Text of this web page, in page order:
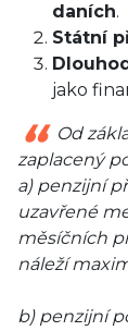
daních.
Státní
jako
Od
zaplacený
a) penzijní
uzavřené
měsíčních
náleží
b) penzijní